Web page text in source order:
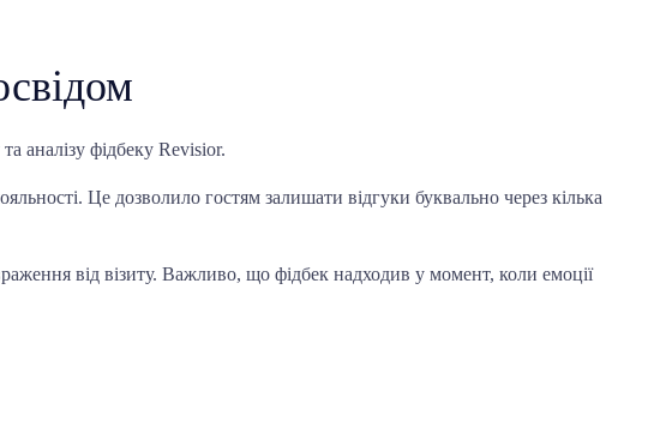
аналізу фідбеку Revisior.
Це дозволило гостям залишати відгуки буквально через кілька
від візиту. Важливо, що фідбек надходив у момент, коли емоції